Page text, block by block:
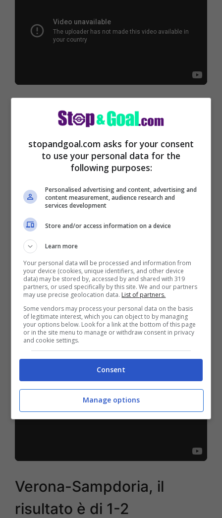
Spezia-Bologna, il risultato
Al 19′ segnano i padroni di casa: insacca
da Gyasi con un tocco dalla sinistra.
Raddoppio spezioni al 63′, ancora grazie a
N’Zola, che stasera si fa trovare sempre al
posto giusto e alla seconda occasione
capitalizza al meglio un assist di Agudelo.
Accorcia le distanze Dominguez al 72′. Al
90′ arriva il pareggio beffa: ci pensa
Barrow, da lontanissimo, a rimettere le
cose a posto per Sinisa Mihajlovic.
Verona-Sampdoria, il
risultato è di 1-2
stopandgoal.com asks for your consent
to use your personal data for the
following purposes:
Personalised advertising and content, advertising and
content measurement, audience research and
services development
Store and/or access information on a device
Learn more
Your personal data will be processed and information from
your device (cookies, unique identifiers, and other device
data) may be stored by, accessed by and shared with 319
partners, or used specifically by this site. We and our partners
may use precise geolocation data. List of partners.
Some vendors may process your personal data on the basis
of legitimate interest, which you can object to by managing
your options below. Look for a link at the bottom of this page
or in the site menu to manage or withdraw consent in privacy
and cookie settings.
Consent
Manage options